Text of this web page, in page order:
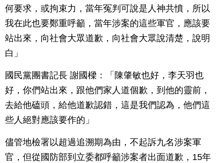
何要求，或拘束力，當年冤判可說是人神共憤，所以
我在此也要鄭重呼籲，當年涉案的這些軍官，應該要
站出來，向社會大眾道歉，向社會大眾說清楚，說明
白」
國民黨團書記長 謝國樑：「陳肇敏也好，李天羽也
好，你們站出來，跟他們家人道個歉，到他的靈前，
去給他磕頭，給他道歉認錯，這是我們認為，他們這
些人絕對應該要作的」
儘管地檢署以超過追溯期為由，不起訴九名涉案軍
官，但從國防部到立委都呼籲涉案者出面道歉，15年